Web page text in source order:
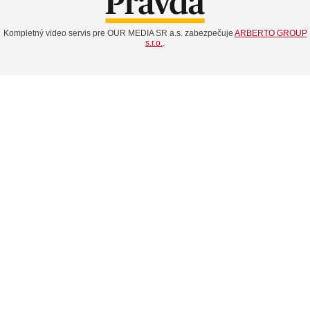
Kompletný video servis pre OUR MEDIA SR a.s. zabezpečuje ARBERTO GROUP
s.r.o..